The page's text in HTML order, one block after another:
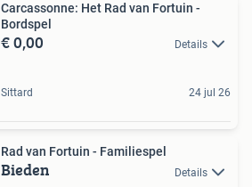
Carcassonne: Het Rad van Fortuin -
Bordspel
€ 0,00 Details
Sittard 24 jul 26
Rad van Fortuin - Familiespel
Bieden Details